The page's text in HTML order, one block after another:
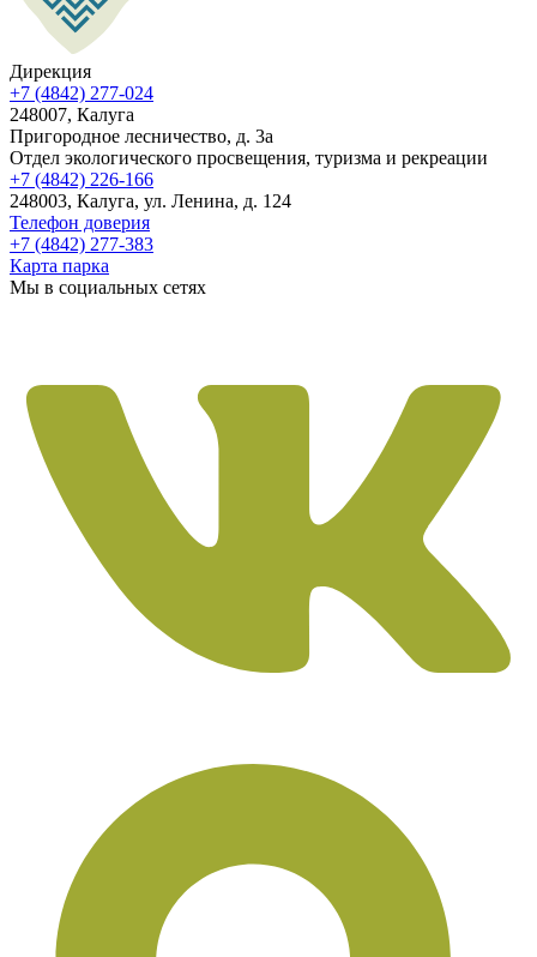
Дирекция
+7 (4842) 277-024
248007, Калуга
Пригородное лесничество, д. 3а
Отдел экологического просвещения, туризма и рекреации
+7 (4842) 226-166
248003, Калуга, ул. Ленина, д. 124
Телефон доверия
+7 (4842) 277-383
Карта парка
Мы в социальных сетях